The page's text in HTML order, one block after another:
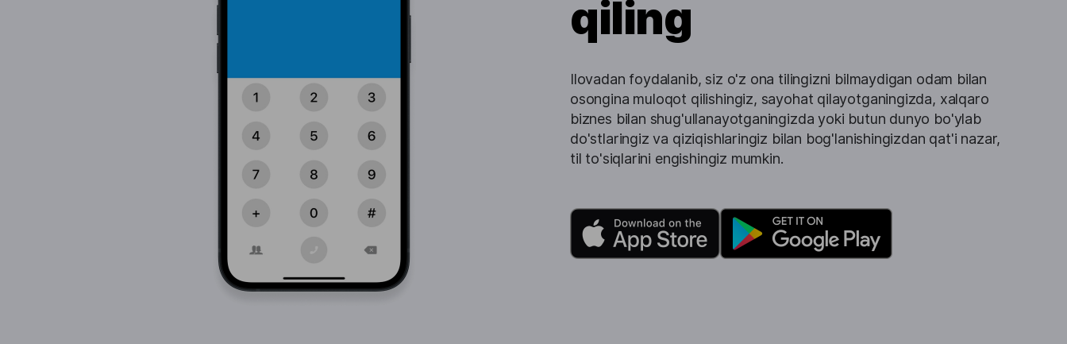
qiling
Ilovadan foydalanib, siz o'z ona tilingizni bilmaydigan odam bilan
osongina muloqot qilishingiz, sayohat qilayotganingizda, xalqaro
biznes bilan shug'ullanayotganingizda yoki butun dunyo bo'ylab
do'stlaringiz va qiziqishlaringiz bilan bog'lanishingizdan qat'i nazar,
til to'siqlarini engishingiz mumkin.